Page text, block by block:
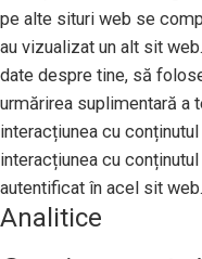
pe alte situri web se
au vizualizat un alt sit
date despre tine, să
urmărirea suplimentară
interacțiunea cu
interacțiunea cu
autentificat în acel sit web.
Analitice